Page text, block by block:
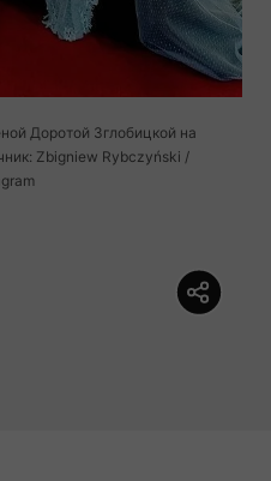
Доротой Зглобицкой на
Zbigniew Rybczyński /